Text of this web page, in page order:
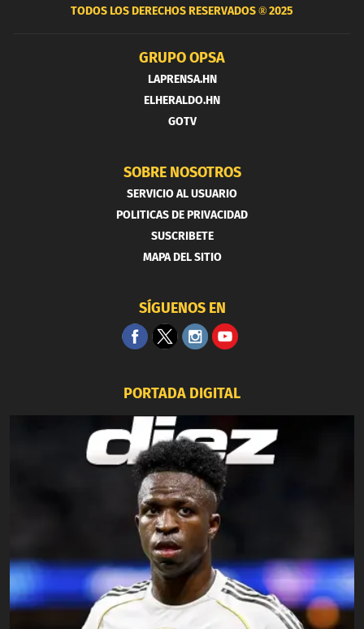
TODOS LOS DERECHOS RESERVADOS ®2025
GRUPO OPSA
LAPRENSA.HN
ELHERALDO.HN
GOTV
SOBRE NOSOTROS
SERVICIO AL USUARIO
POLITICAS DE PRIVACIDAD
SUSCRIBETE
MAPA DEL SITIO
SÍGUENOS EN
PORTADA DIGITAL